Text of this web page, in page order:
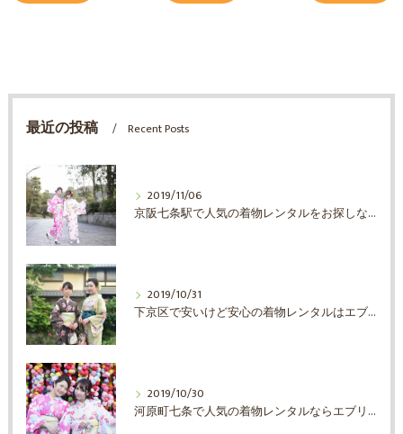
最近の投稿 Recent Posts
2019/11/06
京阪七条駅で人気の着物レンタルをお探しならエブリ着物日和
2019/10/31
下京区で安いけど安心の着物レンタルはエブリ着物日和
2019/10/30
河原町七条で人気の着物レンタルならエブリ着物日和